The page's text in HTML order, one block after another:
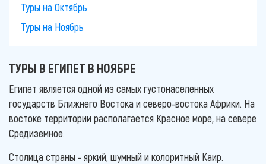
Туры на Октябрь
Туры на Ноябрь
ТУРЫ В ЕГИПЕТ В НОЯБРЕ
Египет является одной из самых густонаселенных
государств Ближнего Востока и северо-востока Африки. На
востоке территории располагается Красное море, на севере
Средиземное.
Столица страны - яркий, шумный и колоритный Каир.